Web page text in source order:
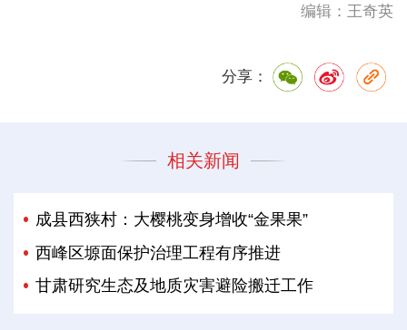
编辑：王奇英
分享：
相关新闻
成县西狭村：大樱桃变身增收“金果果”
西峰区塬面保护治理工程有序推进
甘肃研究生态及地质灾害避险搬迁工作